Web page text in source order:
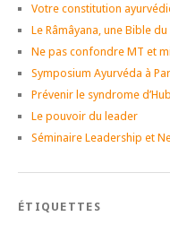
Votre constitution
Le Râmâyana, une Bible
Ne pas confondre MT et
Symposium Ayurvéda à
Prévenir le syndrome
Le pouvoir du leader
Séminaire Leadership et
ÉTIQUETTES